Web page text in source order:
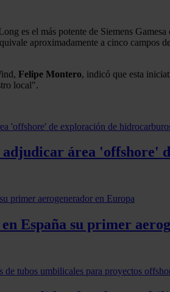
es el más potente de Siemens
aproximadamente a cinco
Felipe Montero, indicó que esta
local".
área 'offshore'
España su primer